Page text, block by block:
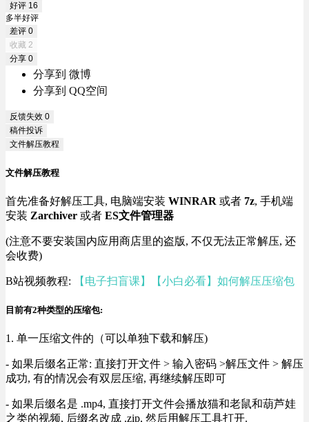
好评 16
多半好评
差评 0
收藏 2
分享 0
分享到 微博
分享到 QQ空间
反馈失效 0
稿件投诉
文件解压教程
文件解压教程
首先准备好解压工具, 电脑端安装 WINRAR 或者 7z, 手机端
安装 Zarchiver 或者 ES文件管理器
(注意不要安装国内应用商店里的盗版, 不仅无法正常解压, 还
会收费)
B站视频教程: 【电子扫盲课】【小白必看】如何解压压缩包
目前有2种类型的压缩包:
1. 单一压缩文件的（可以单独下载和解压)
- 如果后缀名正常: 直接打开文件 > 输入密码 >解压文件 > 解压
成功, 有的情况会有双层压缩, 再继续解压即可
- 如果后缀名是 .mp4, 直接打开文件会播放猫和老鼠和葫芦娃
之类的视频, 后缀名改成 .zip, 然后用解压工具打开.